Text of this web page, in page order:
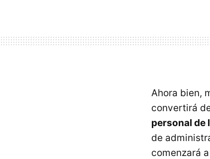
Ahora bien,
convertirá
personal de
de
comenzará